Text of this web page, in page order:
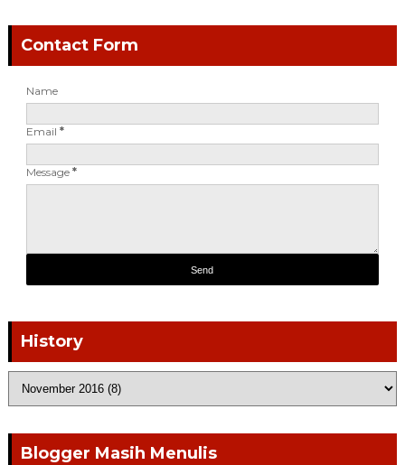
Contact Form
Name
Email *
Message *
History
Blogger Masih Menulis